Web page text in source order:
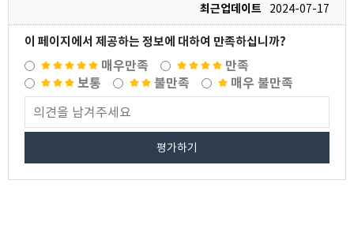
최근업데이트
2024-07-17
이 페이지에서 제공하는 정보에 대하여 만족하십니까?
매우만족
만족
보통
불만족 매우 불만족
평가하기